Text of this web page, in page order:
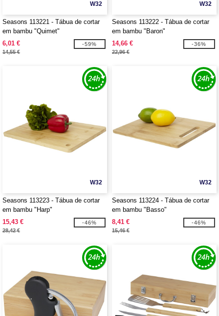
W32
Seasons 113221 - Tábua de cortar
em bambu "Quimet"
6,01 €
14,55 €
-59%
W32
Seasons 113222 - Tábua de cortar
em bambu "Baron"
14,66 €
22,96 €
-36%
W32
Seasons 113223 - Tábua de cortar
em bambu "Harp"
15,43 €
28,42 €
-46%
W32
Seasons 113224 - Tábua de cortar
em bambu "Basso"
8,41 €
15,46 €
-46%